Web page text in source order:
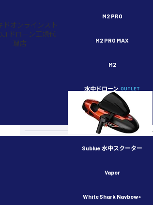
M2 PRO
M2 PRO MAX
M2
水中ドローン OUTLET
Sublue 水中スクーター
Vapor
WhiteShark Navbow+
スペシャルコンテンツ